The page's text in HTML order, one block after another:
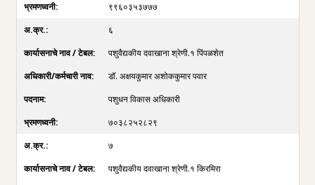
९९६०३५३७७७
६
पशुवैद्यकीय दवाखाना श्रेणी.१ पिंपळशेत
डॉ. अक्षयकुमार अशोककुमार पवार
पशुधन विकास अधिकारी
७०३८२५२८२९
७
पशुवैद्यकीय दवाखाना श्रेणी.१ किरमिरा